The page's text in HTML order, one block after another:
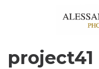
project41